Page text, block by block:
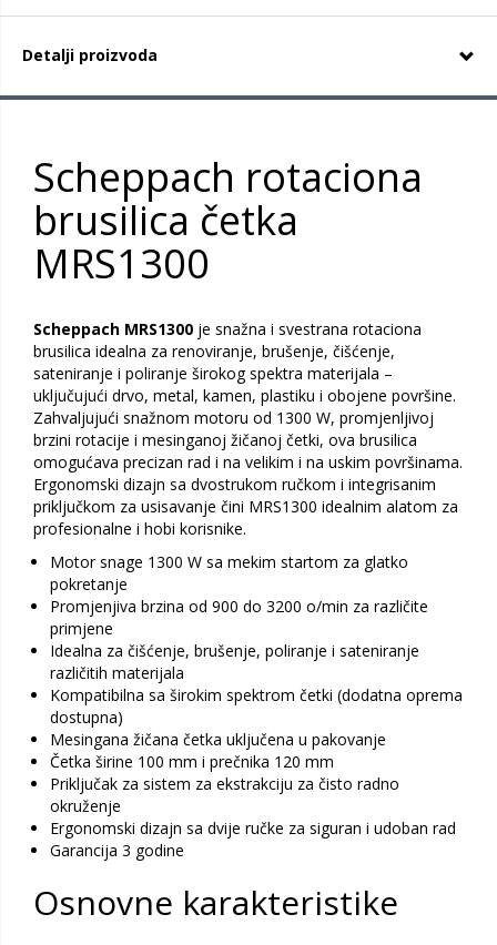
Detalji proizvoda
Scheppach rotaciona
brusilica četka
MRS1300
Scheppach MRS1300 je snažna i svestrana rotaciona
brusilica idealna za renoviranje, brušenje, čišćenje,
sateniranje i poliranje širokog spektra materijala –
uključujući drvo, metal, kamen, plastiku i obojene površine.
Zahvaljujući snažnom motoru od 1300 W, promjenljivoj
brzini rotacije i mesinganoj žičanoj četki, ova brusilica
omogućava precizan rad i na velikim i na uskim površinama.
Ergonomski dizajn sa dvostrukom ručkom i integrisanim
priključkom za usisavanje čini MRS1300 idealnim alatom za
profesionalne i hobi korisnike.
Motor snage 1300 W sa mekim startom za glatko
pokretanje
Promjenjiva brzina od 900 do 3200 o/min za različite
primjene
Idealna za čišćenje, brušenje, poliranje i sateniranje
različitih materijala
Kompatibilna sa širokim spektrom četki (dodatna oprema
dostupna)
Mesingana žičana četka uključena u pakovanje
Četka širine 100 mm i prečnika 120 mm
Priključak za sistem za ekstrakciju za čisto radno
okruženje
Ergonomski dizajn sa dvije ručke za siguran i udoban rad
Garancija 3 godine
Osnovne karakteristike